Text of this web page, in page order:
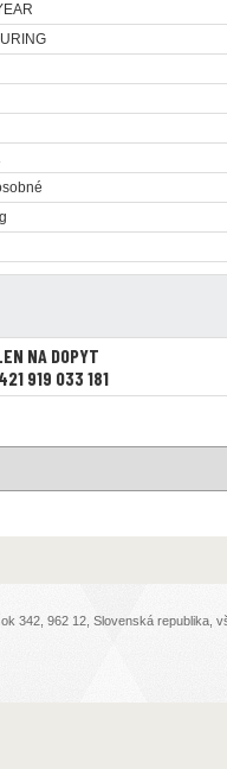
NA DOPYT
919 033 181
342, 962 12, Slovenská republika,